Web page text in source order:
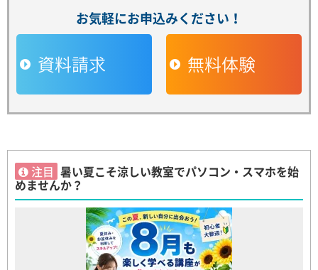
お気軽にお申込みください！
資料請求 無料体験
注目 暑い夏こそ涼しい教室でパソコン・スマホを始
めませんか？